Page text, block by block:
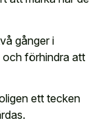
gånger i
och förhindra att
ett tecken